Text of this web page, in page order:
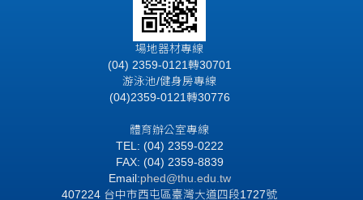
場地器材專線
(04) 2359-0121轉30701
游泳池/健身房專線
(04)2359-0121轉30776
體育辦公室專線
TEL: (04) 2359-0222
FAX: (04) 2359-8839
Email:phed@thu.edu.tw
407224 台中市西屯區臺灣大道四段1727號